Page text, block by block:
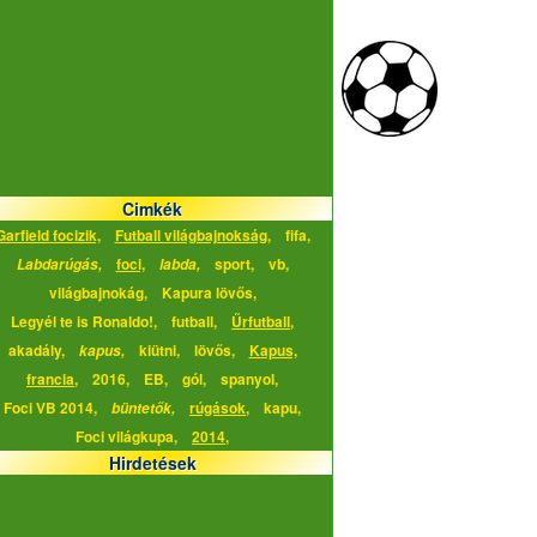
Cimkék
focizik, Futball világbajnokság, fifa,
Labdarúgás, foci, labda, sport,
vb,
világbajnokág,
Kapura lövős,
Legyél te is Ronaldo!,
futball,
Űrfutball,
akadály,
kapus, kiütni, lövős,
Kapus,
francia,
2016, EB, gól,
spanyol,
Foci VB 2014,
büntetők, rúgások,
kapu,
Foci világkupa,
2014,
Hirdetések